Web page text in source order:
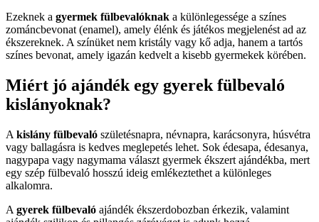
Ezeknek a gyermek fülbevalóknak a különlegessége a színes
zománcbevonat (enamel), amely élénk és játékos megjelenést ad az
ékszereknek. A színüket nem kristály vagy kő adja, hanem a tartós
színes bevonat, amely igazán kedvelt a kisebb gyermekek körében.
Miért jó ajándék egy gyerek fülbevaló
kislányoknak?
A kislány fülbevaló születésnapra, névnapra, karácsonyra, húsvétra
vagy ballagásra is kedves meglepetés lehet. Sok édesapa, édesanya,
nagypapa vagy nagymama választ gyermek ékszert ajándékba, mert
egy szép fülbevaló hosszú ideig emlékeztethet a különleges
alkalomra.
A gyerek fülbevaló ajándék ékszerdobozban érkezik, valamint